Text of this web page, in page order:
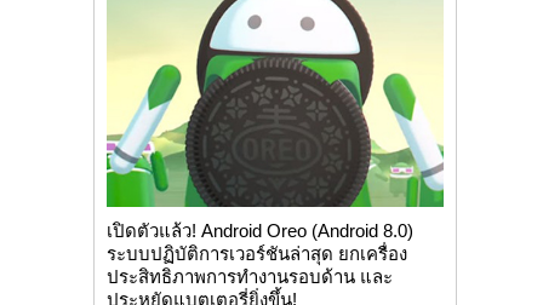
เปิดตัวแล้ว! Android Oreo (Android 8.0)
ระบบปฏิบัติการเวอร์ชันล่าสุด ยกเครื่อง
ประสิทธิภาพการทำงานรอบด้าน และ
ประหยัดแบตเตอรี่ยิ่งขึ้น!